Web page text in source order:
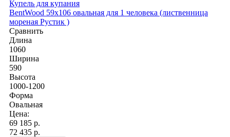
Купель для купания
BentWood 59х106 овальная для 1 человека (лиственница
мореная Рустик )
Сравнить
Длина
1060
Ширина
590
Высота
1000-1200
Форма
Овальная
Цена:
69 185 р.
72 435 р.